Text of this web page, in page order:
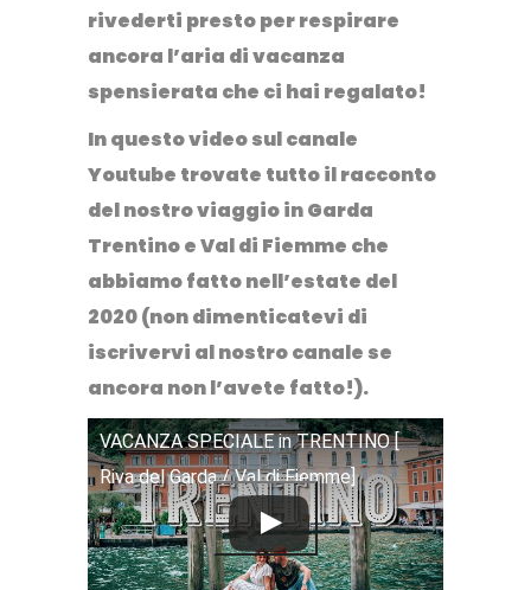
rivederti presto per respirare
ancora l’aria di vacanza
spensierata che ci hai regalato!
In questo video sul canale
Youtube trovate tutto il racconto
del nostro viaggio in Garda
Trentino e Val di Fiemme che
abbiamo fatto nell’estate del
2020 (non dimenticatevi di
iscrivervi al nostro canale se
ancora non l’avete fatto!).
VACANZA SPECIALE in TRENTINO [
Riva del Garda / Val di Fiemme]